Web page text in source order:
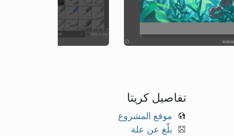
تفاصيل كريتا
موقع المشروع
بلّغ عن علة